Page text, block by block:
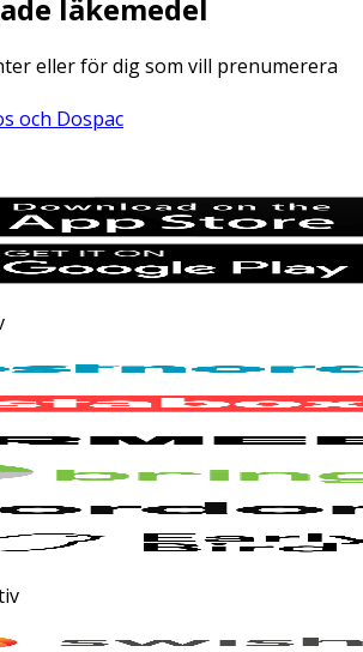
läkemedel
eller för dig som vill prenumerera
och Dospac